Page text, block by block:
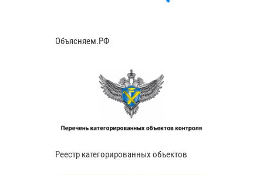
Объясняем.РФ
Реестр категорированных объектов